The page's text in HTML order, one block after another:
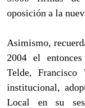
oposición a la
Asimismo,
2004 el
Telde, Francisco
institucional,
Local en su